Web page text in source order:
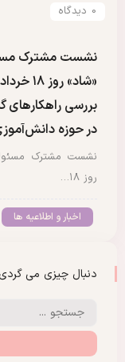
0 دیدگاه
نشست مشترک
«شاد»
بررسی
در حوزه
نشست مشترک
روز ۱۸…
اخبار و اطلاعیه ها
دنبال چیزی می